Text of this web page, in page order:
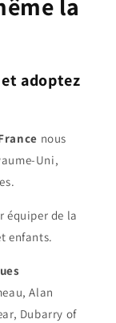
la
adoptez
nous
Uni,
équiper de la
enfants.
,Alan
, Dubarry of